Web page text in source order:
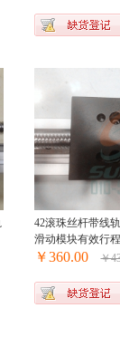
42滚珠丝杆带线
滑动模块有效行
￥360.00 ￥